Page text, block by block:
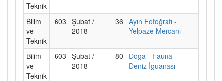
Teknik
Bilim
ve
Teknik
603 Şubat /
2018
36 Ayın Fotoğrafı -
Yelpaze Mercanı
Bilim
ve
Teknik
603 Şubat /
2018
80
Doğa - Fauna -
Deniz İguanası